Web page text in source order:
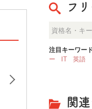
フ
注目キーワー
ー
IT 英語
関